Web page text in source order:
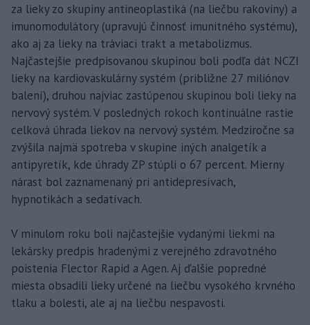
za lieky zo skupiny antineoplastiká (na liečbu rakoviny) a
imunomodulátory (upravujú činnosť imunitného systému),
ako aj za lieky na tráviaci trakt a metabolizmus.
Najčastejšie predpisovanou skupinou boli podľa dát NCZI
lieky na kardiovaskulárny systém (približne 27 miliónov
balení), druhou najviac zastúpenou skupinou boli lieky na
nervový systém. V posledných rokoch kontinuálne rastie
celková úhrada liekov na nervový systém. Medziročne sa
zvýšila najmä spotreba v skupine iných analgetík a
antipyretík, kde úhrady ZP stúpli o 67 percent. Mierny
nárast bol zaznamenaný pri antidepresívach,
hypnotikách a sedatívach.
V minulom roku boli najčastejšie vydanými liekmi na
lekársky predpis hradenými z verejného zdravotného
poistenia Flector Rapid a Agen. Aj ďalšie popredné
miesta obsadili lieky určené na liečbu vysokého krvného
tlaku a bolesti, ale aj na liečbu nespavosti.